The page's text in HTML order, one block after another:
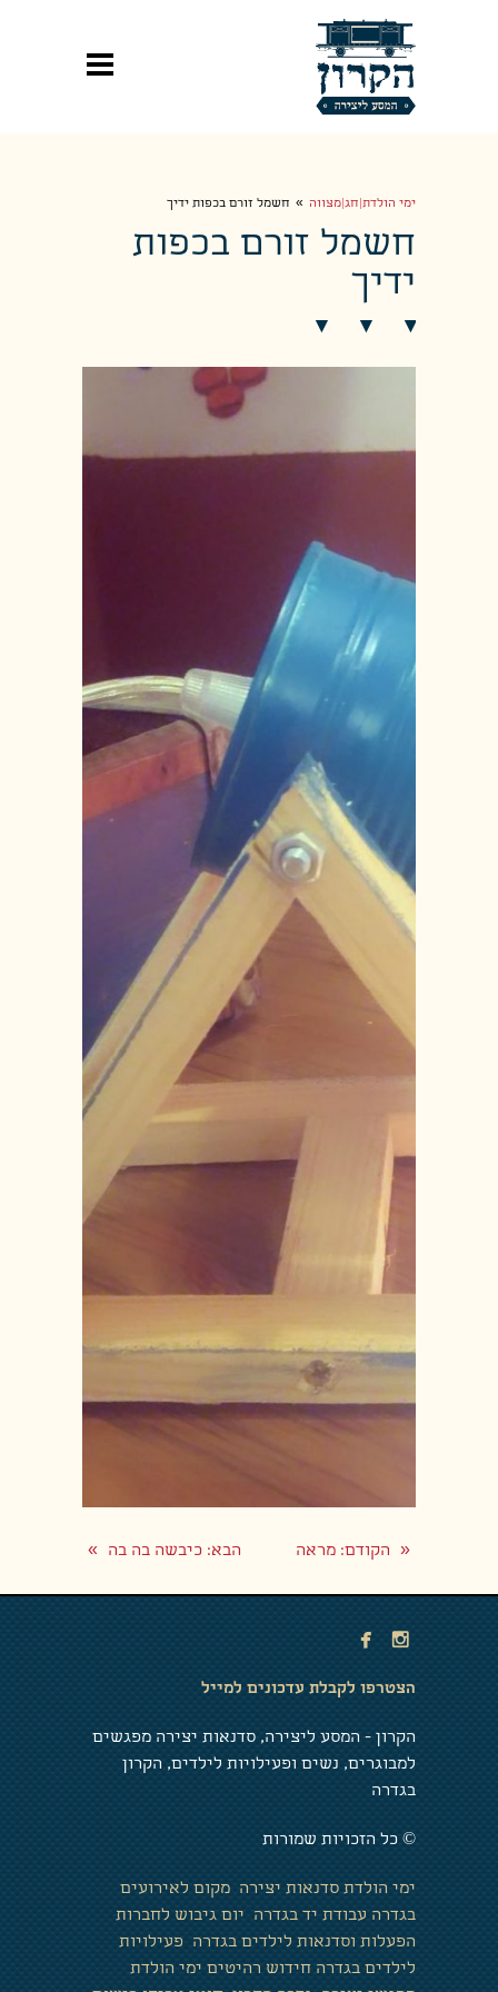
ימי הולדת|חג|מצווה » חשמל זורם בכפות ידיך
חשמל זורם בכפות
ידיך
« הקודם: מראה הבא: כיבשה בה בה »
 
הצטרפו לקבלת עדכונים למייל
הקרון - המסע ליצירה, סדנאות יצירה מפגשים
למבוגרים, נשים ופעילויות לילדים, הקרון
בגדרה
© כל הזכויות שמורות
ימי הולדת סדנאות יצירה מקום לאירועים
בגדרה עבודת יד בגדרה
יום גיבוש לחברות
הפעלות וסדנאות לילדים בגדרה
פעילויות
לילדים בגדרה חידוש רהיטים ימי הולדת